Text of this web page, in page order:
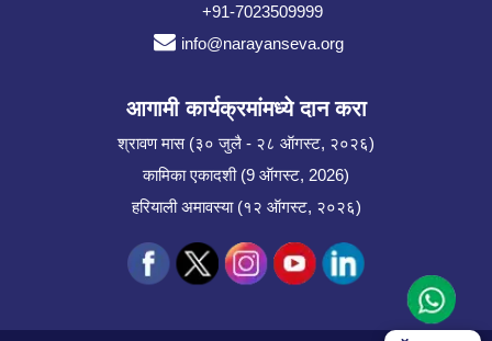
+91-7023509999
info@narayanseva.org
आगामी कार्यक्रमांमध्ये दान करा
श्रावण मास (३० जुलै - २८ ऑगस्ट, २०२६)
कामिका एकादशी (9 ऑगस्ट, 2026)
हरियाली अमावस्या (१२ ऑगस्ट, २०२६)